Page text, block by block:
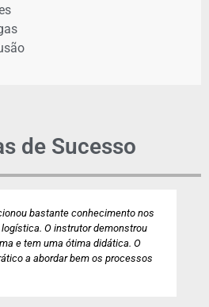
de Sucesso
nos
demonstrou
didática. O
os processos